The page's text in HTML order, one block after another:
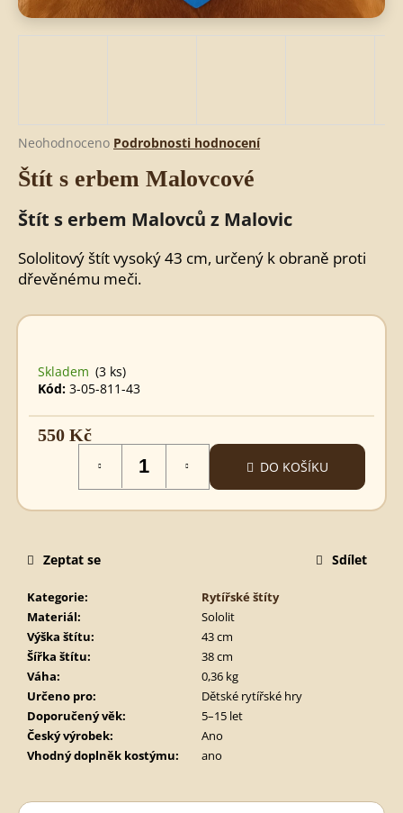
Průměrné
produktu
0,0
z
hvězdiček.
Neohodnoceno Podrobnosti hodnocení
Štít s erbem Malovcové
Štít s erbem Malovců z Malovic
Sololitový štít vysoký 43 cm, určený k obraně proti
dřevěnému meči.
Skladem (3 ks)
Kód: 3-05-811-43
550 Kč
DO KOŠÍKU
Kategorie:
Rytířské štíty
Materiál:
Sololit
Výška štítu:
43 cm
Šířka štítu:
38 cm
Váha:
0,36 kg
Určeno pro:
Dětské rytířské hry
Doporučený věk:
5–15 let
Český výrobek:
Ano
Vhodný doplněk kostýmu: ano
Zeptat se Sdílet
D
o
p
r
č
u
e
GERMÁNSKÝ
MEČ